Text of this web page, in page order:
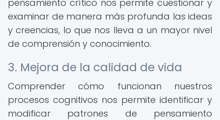
pensamiento crítico nos permite cuestionar y
examinar de manera más profunda las ideas
y creencias, lo que nos lleva a un mayor nivel
de comprensión y conocimiento.
3. Mejora de la calidad de vida
Comprender cómo funcionan nuestros
procesos cognitivos nos permite identificar y
modificar patrones de pensamiento